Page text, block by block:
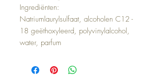
Ingrediënten:
Natriumlaurylsulfaat, alcoholen C12 -
18 geëthoxyleerd, polyvinylalcohol,
water, parfum